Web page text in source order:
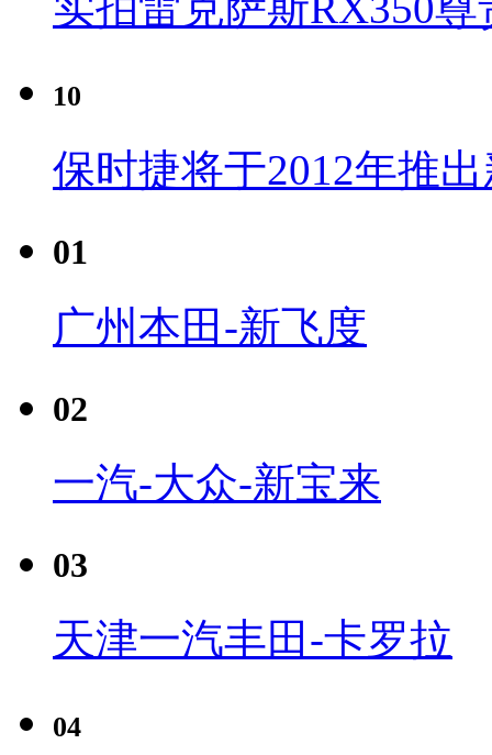
10
保时捷将于2012年推
01
广州本田-新飞度
02
一汽-大众-新宝来
03
天津一汽丰田-卡罗拉
04